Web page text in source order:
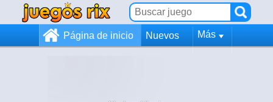
Página de inicio Nuevos Más